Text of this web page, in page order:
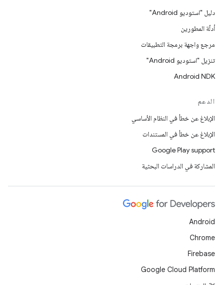
دليل "استوديو Android"
أدلّة المطورين
مرجع واجهة برمجة التطبيقات
تنزيل "استوديو Android"
Android NDK
الدعم
الإبلاغ عن خطأ في النظام الأساسي
الإبلاغ عن خطأ في المستندات
Google Play support
المشاركة في الدراسات البحثية
Android
Chrome
Firebase
Google Cloud Platform